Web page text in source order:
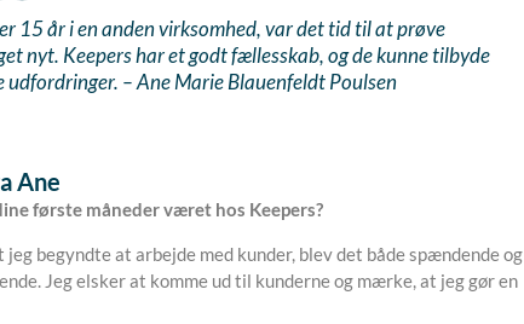
15 år i en anden virksomhed, var det tid til at prøve
nyt. Keepers har et godt fællesskab, og de kunne tilbyde
udfordringer. – Ane Marie Blauenfeldt Poulsen
Ane
første måneder været hos Keepers?
jeg begyndte at arbejde med kunder, blev det både spændende og
Jeg elsker at komme ud til kunderne og mærke, at jeg gør en